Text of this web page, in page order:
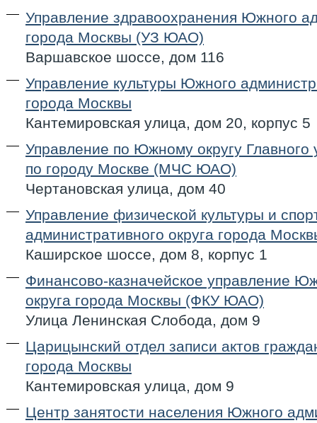
Управление здравоохранения Южного
города Москвы (УЗ ЮАО)
Варшавское шоссе, дом 116
Управление культуры Южного
города Москвы
Кантемировская улица, дом 20, корпус 5
Управление по Южному округу
по городу Москве (МЧС ЮАО)
Чертановская улица, дом 40
Управление физической культуры и
административного округа города
Каширское шоссе, дом 8, корпус 1
Финансово-казначейское управление
округа города Москвы (ФКУ ЮАО)
Улица Ленинская Слобода, дом 9
Царицынский отдел записи актов
города Москвы
Кантемировская улица, дом 9
Центр занятости населения Южного